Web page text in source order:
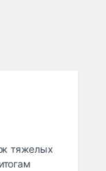
тяжелых